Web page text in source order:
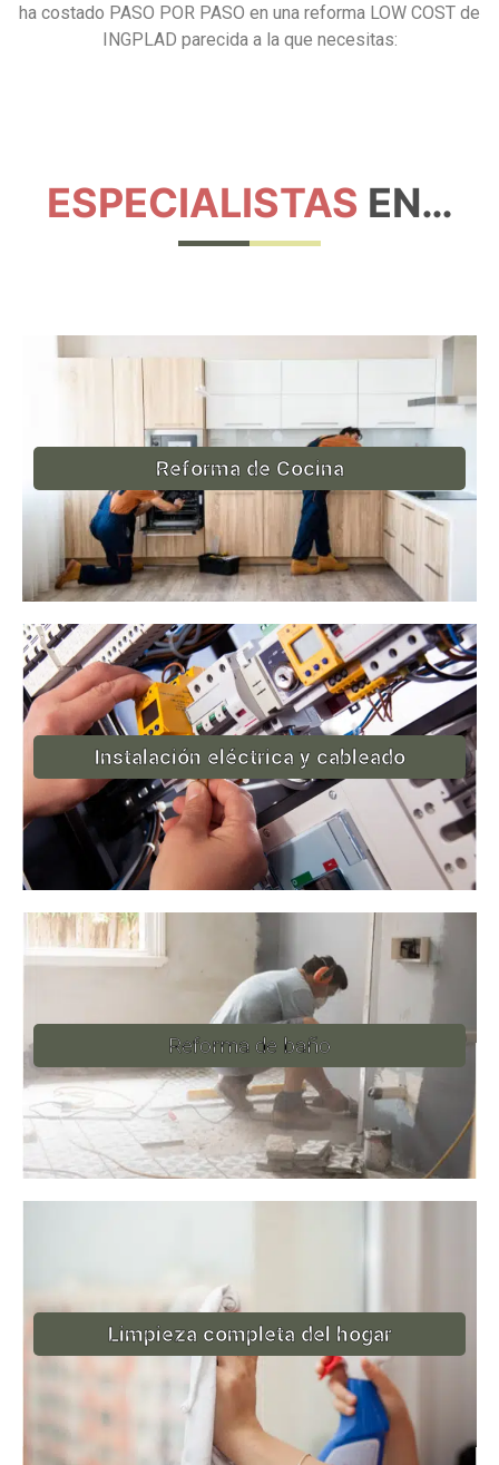
ha costado PASO POR PASO en una reforma LOW COST de
INGPLAD parecida a la que necesitas:
ESPECIALISTAS EN…
Reforma de Cocina
Instalación eléctrica y cableado
Reforma de baño
Limpieza completa del hogar